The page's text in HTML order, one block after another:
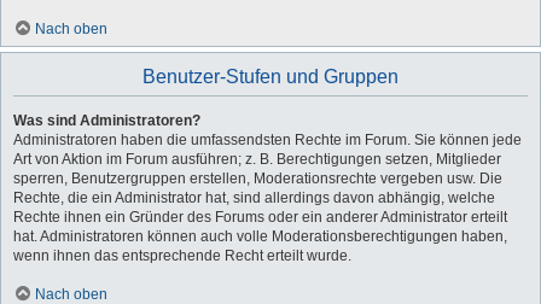
Nach oben
Benutzer-Stufen und Gruppen
Was sind Administratoren?
Administratoren haben die umfassendsten Rechte im Forum. Sie können jede
Art von Aktion im Forum ausführen; z. B. Berechtigungen setzen, Mitglieder
sperren, Benutzergruppen erstellen, Moderationsrechte vergeben usw. Die
Rechte, die ein Administrator hat, sind allerdings davon abhängig, welche
Rechte ihnen ein Gründer des Forums oder ein anderer Administrator erteilt
hat. Administratoren können auch volle Moderationsberechtigungen haben,
wenn ihnen das entsprechende Recht erteilt wurde.
Nach oben